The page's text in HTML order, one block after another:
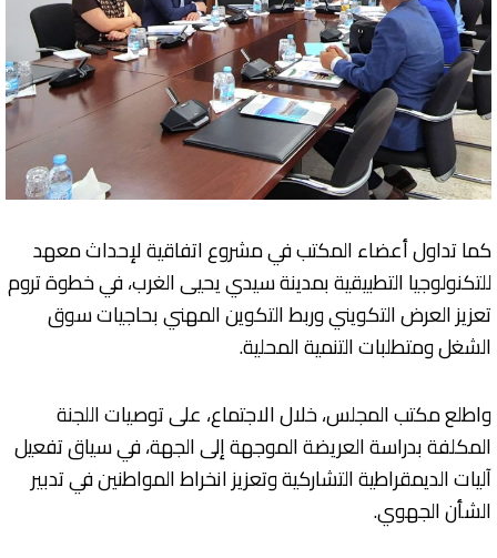
كما تداول أعضاء المكتب في مشروع اتفاقية لإحداث معهد
للتكنولوجيا التطبيقية بمدينة سيدي يحيى الغرب، في خطوة تروم
تعزيز العرض التكويني وربط التكوين المهني بحاجيات سوق
الشغل ومتطلبات التنمية المحلية.
واطلع مكتب المجلس، خلال الاجتماع، على توصيات اللجنة
المكلفة بدراسة العريضة الموجهة إلى الجهة، في سياق تفعيل
آليات الديمقراطية التشاركية وتعزيز انخراط المواطنين في تدبير
الشأن الجهوي.